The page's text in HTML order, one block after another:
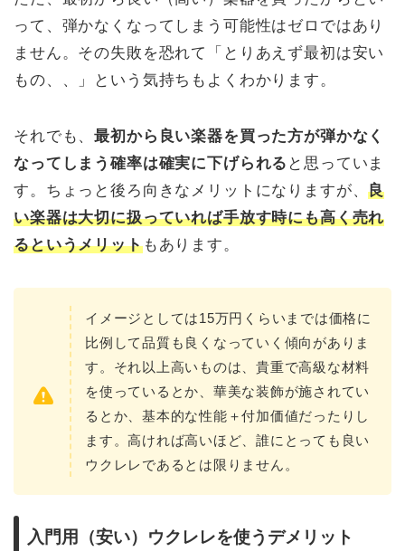
って、弾かなくなってしまう可能性はゼロではあり
ません。その失敗を恐れて「とりあえず最初は安い
もの、、」という気持ちもよくわかります。
それでも、最初から良い楽器を買った方が弾かなく
なってしまう確率は確実に下げられる と思っていま
す。ちょっと後ろ向きなメリットになりますが、良
い楽器は大切に扱っていれば手放す時にも高く売れ
るというメリットもあります。
イメージとしては15万円くらいまでは価格に
比例して品質も良くなっていく傾向がありま
す。それ以上高いものは、貴重で高級な材料
を使っているとか、華美な装飾が施されてい
るとか、基本的な性能＋付加価値だったりし
ます。高ければ高いほど、誰にとっても良い
ウクレレであるとは限りません。
入門用（安い）ウクレレを使うデメリット